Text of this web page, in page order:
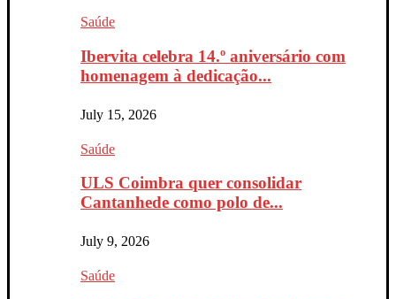
Saúde
Ibervita celebra 14.º aniversário com
homenagem à dedicação...
July 15, 2026
Saúde
ULS Coimbra quer consolidar
Cantanhede como polo de...
July 9, 2026
Saúde